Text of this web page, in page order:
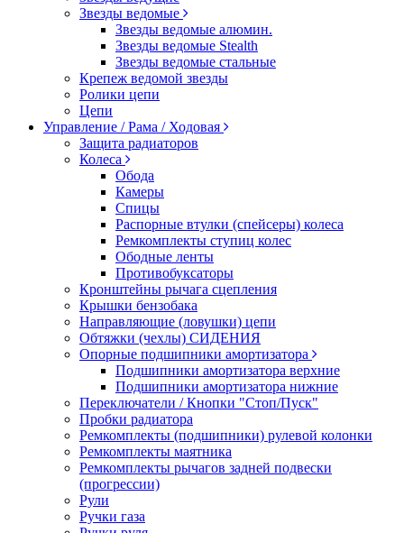
Звезды ведомые
Звезды ведомые алюмин.
Звезды ведомые Stealth
Звезды ведомые стальные
Крепеж ведомой звезды
Ролики цепи
Цепи
Управление / Рама / Ходовая
Защита радиаторов
Колеса
Обода
Камеры
Спицы
Распорные втулки (спейсеры) колеса
Ремкомплекты ступиц колес
Ободные ленты
Противобуксаторы
Кронштейны рычага сцепления
Крышки бензобака
Направляющие (ловушки) цепи
Обтяжки (чехлы) СИДЕНИЯ
Опорные подшипники амортизатора
Подшипники амортизатора верхние
Подшипники амортизатора нижние
Переключатели / Кнопки "Стоп/Пуск"
Пробки радиатора
Ремкомплекты (подшипники) рулевой колонки
Ремкомплекты маятника
Ремкомплекты рычагов задней подвески
(прогрессии)
Рули
Ручки газа